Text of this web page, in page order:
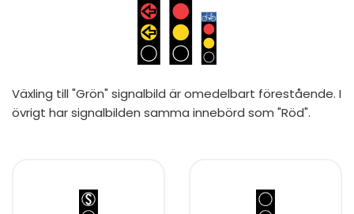
Växling till "Grön" signalbild är omedelbart förestående. I
övrigt har signalbilden samma innebörd som "Röd".